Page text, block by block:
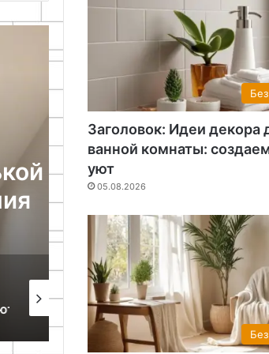
Квиллинг
Эмоциональный дизайн: Как создать интерьер для хорошего настроения
05.08.2026
Идеи для ремонта: реальные фото квартир и советы по обустройству
Заголовок: Идеи декора
ванной комнаты:
уют
05.08.2026